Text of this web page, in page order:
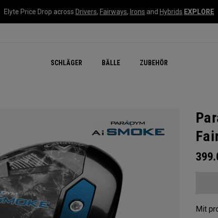
Elyte Price Drop across Drivers, Fairways, Irons and Hybrids EXPLORE
SCHLÄGER BÄLLE ZUBEHÖR
Mit